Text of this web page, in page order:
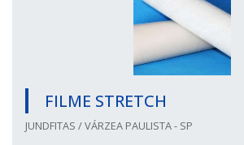
FILME STRETCH
JUNDFITAS / VÁRZEA PAULISTA - SP